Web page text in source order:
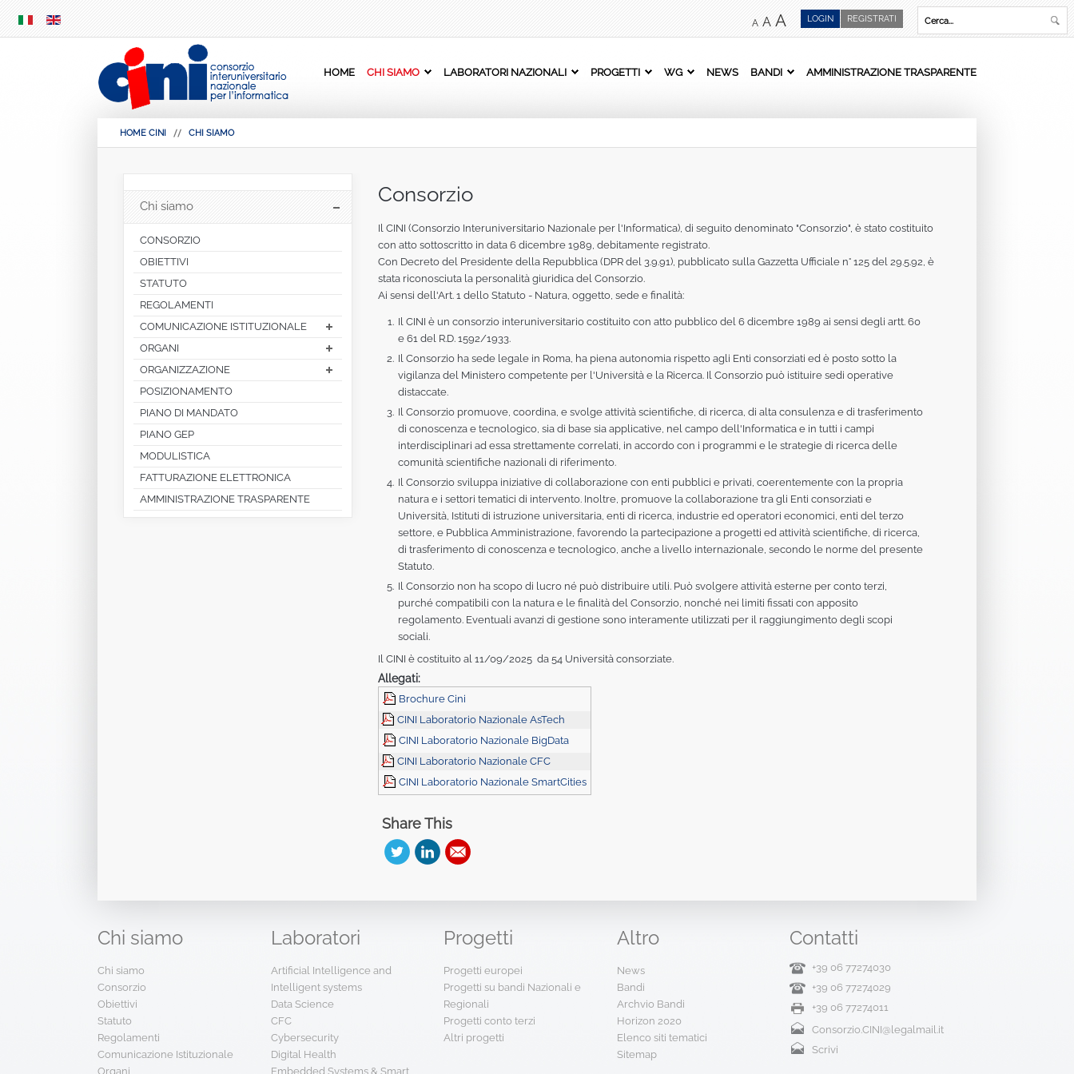
MENU
REGISTRATI
LOGIN
A A A
HOME CHI SIAMO LABORATORI NAZIONALI PROGETTI WG NEWS BANDI AMMINISTRAZIONE TRASPARENTE
HOME CINI CHI SIAMO
Consorzio
Il CINI (Consorzio Interuniversitario Nazionale per l'Informatica), di seguito denominato "Consorzio", è stato costituito
con atto sottoscritto in data 6 dicembre 1989, debitamente registrato.
Con Decreto del Presidente della Repubblica (DPR del 3.9.91), pubblicato sulla Gazzetta Ufficiale n° 125 del 29.5.92, è
stata riconosciuta la personalità giuridica del Consorzio.
Ai sensi dell'Art. 1 dello Statuto - Natura, oggetto, sede e finalità:
Il CINI è un consorzio interuniversitario costituito con atto pubblico del 6 dicembre 1989 ai sensi degli artt. 60
e 61 del R.D. 1592/1933.
Il Consorzio ha sede legale in Roma, ha piena autonomia rispetto agli Enti consorziati ed è posto sotto la
vigilanza del Ministero competente per l'Università e la Ricerca. Il Consorzio può istituire sedi operative
distaccate.
Il Consorzio promuove, coordina, e svolge attività scientifiche, di ricerca, di alta consulenza e di trasferimento
di conoscenza e tecnologico, sia di base sia applicative, nel campo dell'Informatica e in tutti i campi
interdisciplinari ad essa strettamente correlati, in accordo con i programmi e le strategie di ricerca delle
comunità scientifiche nazionali di riferimento.
Il Consorzio sviluppa iniziative di collaborazione con enti pubblici e privati, coerentemente con la propria
natura e i settori tematici di intervento. Inoltre, promuove la collaborazione tra gli Enti consorziati e
Università, Istituti di istruzione universitaria, enti di ricerca, industrie ed operatori economici, enti del terzo
settore, e Pubblica Amministrazione, favorendo la partecipazione a progetti ed attività scientifiche, di ricerca,
di trasferimento di conoscenza e tecnologico, anche a livello internazionale, secondo le norme del presente
Statuto.
Il Consorzio non ha scopo di lucro né può distribuire utili. Può svolgere attività esterne per conto terzi,
purché compatibili con la natura e le finalità del Consorzio, nonché nei limiti fissati con apposito
regolamento. Eventuali avanzi di gestione sono interamente utilizzati per il raggiungimento degli scopi
sociali.
Il CINI è costituito al 11/09/2025 da 54 Università consorziate.
Allegati:
Brochure Cini
CINI Laboratorio Nazionale AsTech
CINI Laboratorio Nazionale BigData
CINI Laboratorio Nazionale CFC
CINI Laboratorio Nazionale SmartCities
Share This
Chi siamo
CONSORZIO
OBIETTIVI
STATUTO
REGOLAMENTI
COMUNICAZIONE ISTITUZIONALE
ORGANI
ORGANIZZAZIONE
POSIZIONAMENTO
PIANO DI MANDATO
PIANO GEP
MODULISTICA
FATTURAZIONE ELETTRONICA
AMMINISTRAZIONE TRASPARENTE
Chi siamo
Chi siamo
Consorzio
Obiettivi
Statuto
Regolamenti
Comunicazione Istituzionale
Organi
Laboratori
Artificial Intelligence and
Intelligent systems
Data Science
CFC
Cybersecurity
Digital Health
Embedded Systems & Smart
Progetti
Progetti europei
Progetti su bandi Nazionali e
Regionali
Progetti conto terzi
Altri progetti
Altro
News
Bandi
Archvio Bandi
Horizon 2020
Elenco siti tematici
Sitemap
Contatti
+39 06 77274030
+39 06 77274029
+39 06 77274011
Consorzio.CINI@legalmail.it
Scrivi